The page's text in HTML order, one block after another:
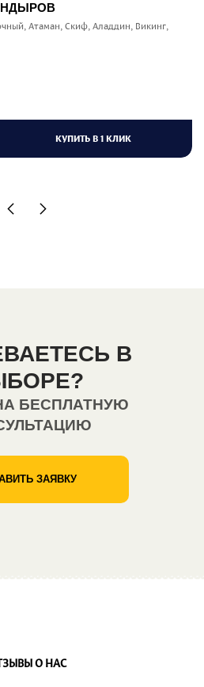
Атаман, Скиф, Аладдин, Викинг,
КУПИТЬ В 1 КЛИК
В
БЕСПЛАТНУЮ
ЗАЯВКУ
О НАС